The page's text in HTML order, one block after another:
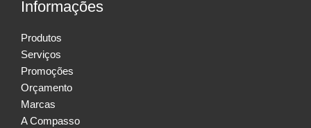
Informações
Produtos
Serviços
Promoções
Orçamento
Marcas
A Compasso